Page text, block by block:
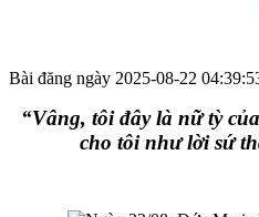
Bài đăng ngày 2025-08-22
“Vâng, tôi đây là nữ tỳ
cho tôi như lời sứ